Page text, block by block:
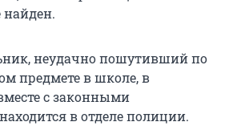
неудачно пошутивший по
предмете в школе, в
с законными
в отделе полиции.